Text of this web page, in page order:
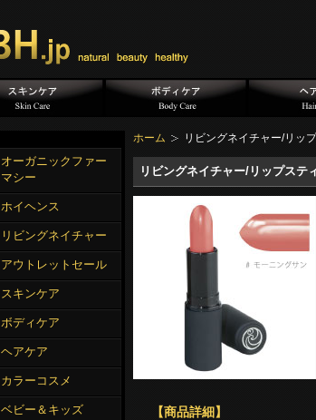
ホーム リビングネイチャー/リッ
リビングネイチャー/リップステ
【商品詳細】
オーガニックファー
マシー
ホイヘンス
リビングネイチャー
アウトレットセール
スキンケア
ボディケア
ヘアケア
カラーコスメ
ベビー＆キッズ